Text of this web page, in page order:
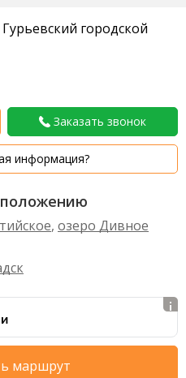
городской
Заказать звонок
информация?
, озеро Дивное
маршрут